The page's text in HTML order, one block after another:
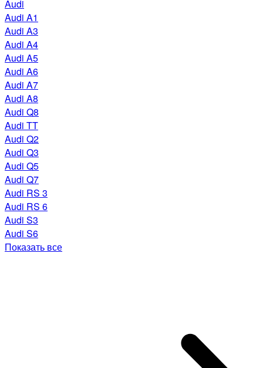
Audi
Audi A1
Audi A3
Audi A4
Audi A5
Audi A6
Audi A7
Audi A8
Audi Q8
Audi TT
Audi Q2
Audi Q3
Audi Q5
Audi Q7
Audi RS 3
Audi RS 6
Audi S3
Audi S6
Показать все